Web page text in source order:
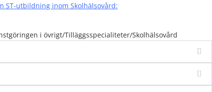
ST-utbildning inom Skolhälsovård:
i övrigt/Tilläggsspecialiteter/Skolhälsovård